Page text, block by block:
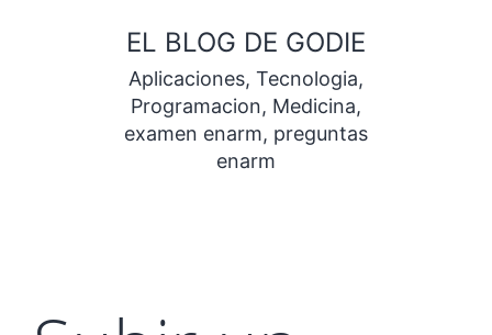
contenido
EL BLOG DE GODIE
Aplicaciones, Tecnologia,
Programacion, Medicina,
examen enarm, preguntas
enarm